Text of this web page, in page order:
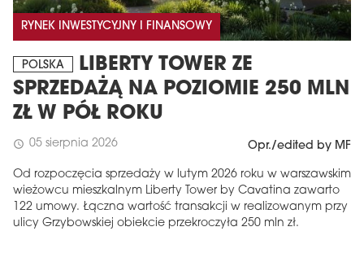
RYNEK INWESTYCYJNY I FINANSOWY
POLSKA
LIBERTY TOWER ZE
SPRZEDAŻĄ NA POZIOMIE 250 MLN
ZŁ W PÓŁ ROKU
schedule 05 sierpnia 2026 Opr./edited by MF
Od rozpoczęcia sprzedaży w lutym 2026 roku w warszawskim
wieżowcu mieszkalnym Liberty Tower by Cavatina zawarto
122 umowy. Łączna wartość transakcji w realizowanym przy
ulicy Grzybowskiej obiekcie przekroczyła 250 mln zł.